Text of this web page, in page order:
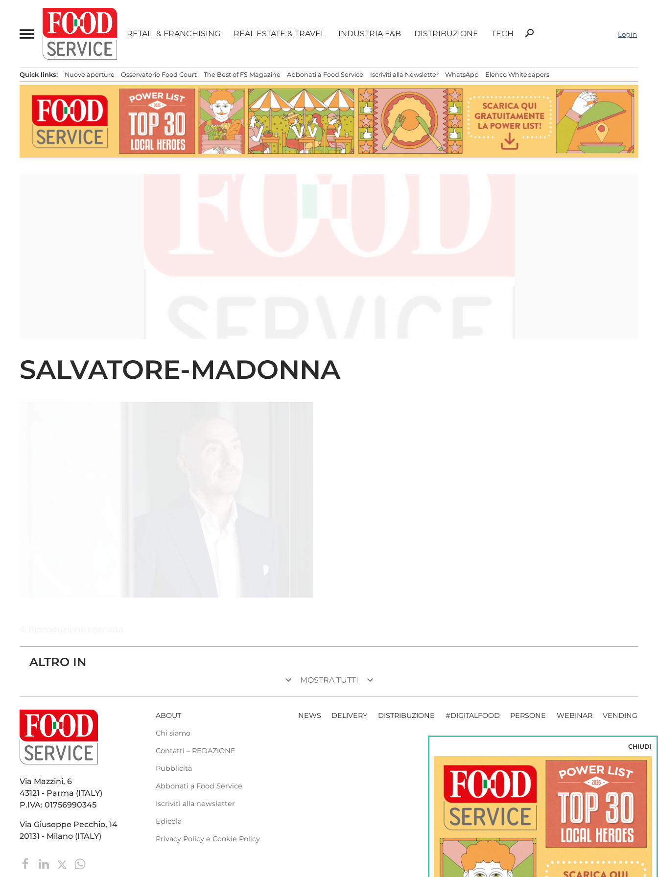
contenuto
RETAIL & FRANCHISING REAL ESTATE & TRAVEL INDUSTRIA F&B DISTRIBUZIONE TECH
Ricerca
search Login
Quick links: Nuove aperture Osservatorio Food Court The Best of FS Magazine Abbonati a Food Service Iscriviti alla Newsletter WhatsApp Elenco Whitepapers
SALVATORE-MADONNA
ALTRO IN
keyboard_arrow_down MOSTRA TUTTI keyboard_arrow_down
Via Mazzini, 6
43121 - Parma (ITALY)
P.IVA: 01756990345
Via Giuseppe Pecchio, 14
20131 - Milano (ITALY)
ABOUT
Chi siamo
Contatti – REDAZIONE
Pubblicità
Abbonati a Food Service
Iscriviti alla newsletter
Edicola
Privacy Policy e Cookie Policy
NEWS DELIVERY DISTRIBUZIONE #DIGITALFOOD PERSONE WEBINAR VENDING
CHIUDI